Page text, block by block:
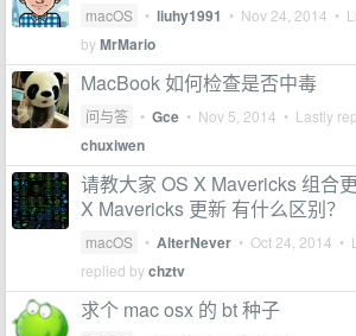
macOS • liuhy1991 • Nov 24, 2014 •
byMrMario
MacBook 如何检查是否中毒
问与答 • Gce • Nov 5, 2014 • Lastly
chuxiwen
请教大家 OS X Mavericks 组合
X Mavericks 更新 有什么区别？
macOS • AlterNever • Oct 24, 2014 •
replied bychztv
求个 mac osx 的 bt 种子